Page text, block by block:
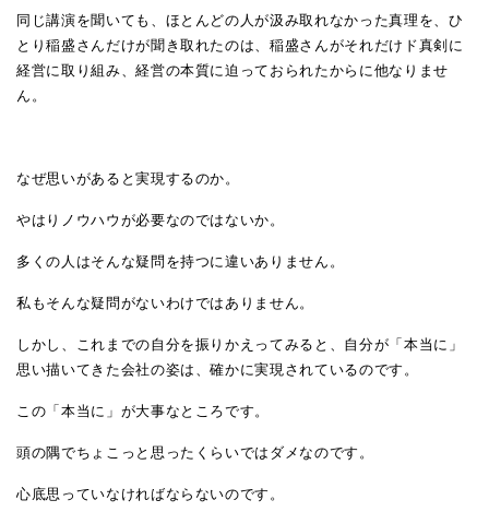
同じ講演を聞いても、ほとんどの人が汲み取れなかった真理を、ひ
とり稲盛さんだけが聞き取れたのは、稲盛さんがそれだけド真剣に
経営に取り組み、経営の本質に迫っておられたからに他なりませ
ん。
なぜ思いがあると実現するのか。
やはりノウハウが必要なのではないか。
多くの人はそんな疑問を持つに違いありません。
私もそんな疑問がないわけではありません。
しかし、これまでの自分を振りかえってみると、自分が「本当に」
思い描いてきた会社の姿は、確かに実現されているのです。
この「本当に」が大事なところです。
頭の隅でちょこっと思ったくらいではダメなのです。
心底思っていなければならないのです。